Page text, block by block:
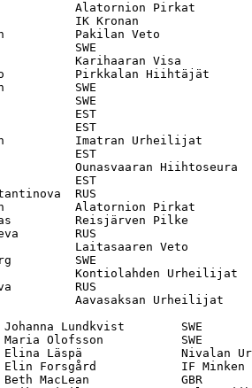
Alatornion Pirkat
IK Kronan
Pakilan Veto
SWE
Karihaaran Visa
Pirkkalan Hiihtäjät
SWE
SWE
EST
EST
Imatran Urheilijat
EST
Ounasvaaran
EST
RUS
Alatornion Pirkat
Reisjärven Pilke
RUS
Laitasaaren Veto
SWE
Kontiolahden Urheilijat
RUS
Aavasaksan Urheilijat
Lundkvist        SWE
Olofsson           SWE
Läspä              Nivalan
Forsgård            IF Minken
MacLean             GBR